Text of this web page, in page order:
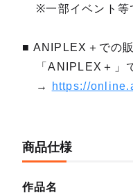
※一部イベント等
■ ANIPLEX＋での
「ANIPLEX＋」
→
https://
商品仕様
作品名